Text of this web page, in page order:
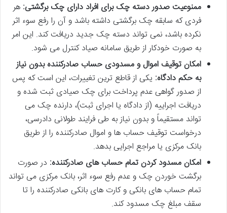
ممنوعیت صدور دسته چک برای افراد دارای چک برگشتی: هر
فردی که سابقه چک برگشتی داشته باشد و آن را رفع سوء اثر
نکرده باشد، نمی تواند دسته چک جدید دریافت کند. این امر
به صورت خودکار از طریق سامانه صیاد کنترل می شود.
امکان توقیف اموال و مسدودی حساب صادرکننده بدون نیاز
به حکم دادگاه: یکی از قاطع ترین تغییرات، این است که پس
از صدور گواهی عدم پرداخت برای چک صیادی ثبت شده و
دریافت اجراییه (از دادگاه یا اجرای ثبت)، دارنده چک می
تواند مستقیماً و بدون نیاز به طی فرایند طولانی دادرسی،
درخواست توقیف حساب ها و اموال صادرکننده را از طریق
بانک مرکزی یا مراجع اجرایی بدهد.
امکان مسدود کردن تمام حساب های صادرکننده: در صورت
برگشت خوردن چک و عدم رفع سوء اثر، بانک مرکزی می تواند
تمام حساب های بانکی و کارت های بانکی صادرکننده را تا
سقف مبلغ چک مسدود کند.